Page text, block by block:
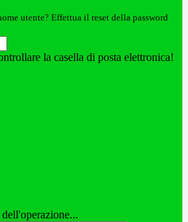
utente? Effettua il reset della password
la casella di posta elettronica!